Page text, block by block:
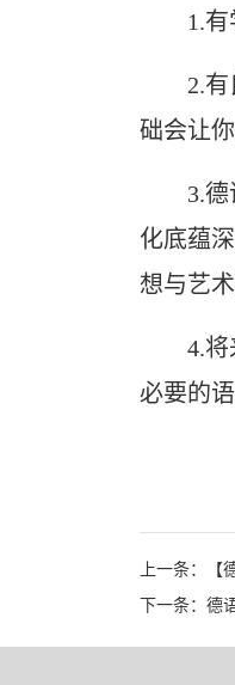
1.
2.
础会让
3.
化底蕴
想与艺术
4.
必要的
上一条：【
下一条：德